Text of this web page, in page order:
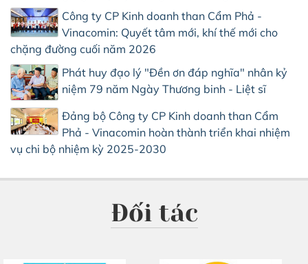
Công ty CP Kinh doanh than Cẩm Phả -
Vinacomin: Quyết tâm mới, khí thế mới cho
chặng đường cuối năm 2026
Phát huy đạo lý "Đền ơn đáp nghĩa" nhân kỷ
niệm 79 năm Ngày Thương binh - Liệt sĩ
Đảng bộ Công ty CP Kinh doanh than Cẩm
Phả - Vinacomin hoàn thành triển khai nhiệm
vụ chi bộ nhiệm kỳ 2025-2030
Đối tác